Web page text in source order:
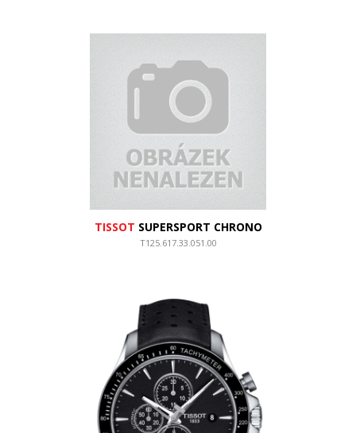
TISSOT SUPERSPORT CHRONO
T125.617.33.051.00